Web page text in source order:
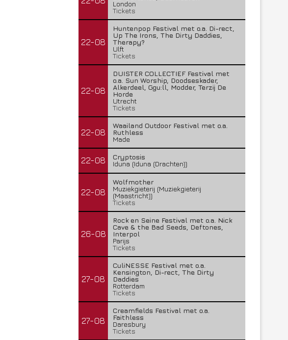
London
Tickets
22-08
Huntenpop Festival met o.a. Di-rect,
Up The Irons, The Dirty Daddies,
Therapy?
Ulft
Tickets
22-08
DUISTER COLLECTIEF Festival met
o.a. Sun Worship, Doodseskader,
Alkerdeel, Ggu:ll, Modder, Terzij De
Horde
Utrecht
Tickets
22-08
Waailand Outdoor Festival met o.a.
Ruthless
Made
22-08
Cryptosis
Iduna (Iduna (Drachten))
22-08
Wolfmother
Muziekgieterij (Muziekgieterij
(Maastricht))
Tickets
26-08
Rock en Seine Festival met o.a. Nick
Cave & the Bad Seeds, Deftones,
Interpol
Parijs
Tickets
27-08
CuliNESSE Festival met o.a.
Kensington, Di-rect, The Dirty
Daddies
Rotterdam
Tickets
27-08
Creamfields Festival met o.a.
Faithless
Daresbury
Tickets